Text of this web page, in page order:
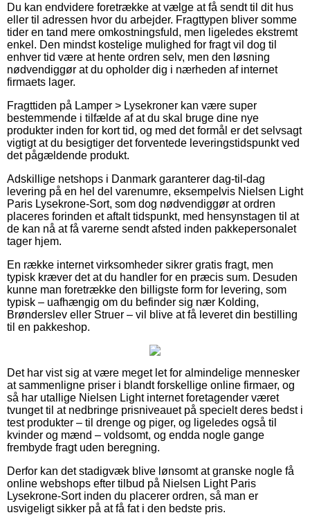
Du kan endvidere foretrække at vælge at få sendt til dit hus
eller til adressen hvor du arbejder. Fragttypen bliver somme
tider en tand mere omkostningsfuld, men ligeledes ekstremt
enkel. Den mindst kostelige mulighed for fragt vil dog til
enhver tid være at hente ordren selv, men den løsning
nødvendiggør at du opholder dig i nærheden af internet
firmaets lager.
Fragttiden på Lamper > Lysekroner kan være super
bestemmende i tilfælde af at du skal bruge dine nye
produkter inden for kort tid, og med det formål er det selvsagt
vigtigt at du besigtiger det forventede leveringstidspunkt ved
det pågældende produkt.
Adskillige netshops i Danmark garanterer dag-til-dag
levering på en hel del varenumre, eksempelvis Nielsen Light
Paris Lysekrone-Sort, som dog nødvendiggør at ordren
placeres forinden et aftalt tidspunkt, med hensynstagen til at
de kan nå at få varerne sendt afsted inden pakkepersonalet
tager hjem.
En række internet virksomheder sikrer gratis fragt, men
typisk kræver det at du handler for en præcis sum. Desuden
kunne man foretrække den billigste form for levering, som
typisk – uafhængig om du befinder sig nær Kolding,
Brønderslev eller Struer – vil blive at få leveret din bestilling
til en pakkeshop.
Det har vist sig at være meget let for almindelige mennesker
at sammenligne priser i blandt forskellige online firmaer, og
så har utallige Nielsen Light internet foretagender været
tvunget til at nedbringe prisniveauet på specielt deres bedst i
test produkter – til drenge og piger, og ligeledes også til
kvinder og mænd – voldsomt, og endda nogle gange
frembyde fragt uden beregning.
Derfor kan det stadigvæk blive lønsomt at granske nogle få
online webshops efter tilbud på Nielsen Light Paris
Lysekrone-Sort inden du placerer ordren, så man er
usvigeligt sikker på at få fat i den bedste pris.